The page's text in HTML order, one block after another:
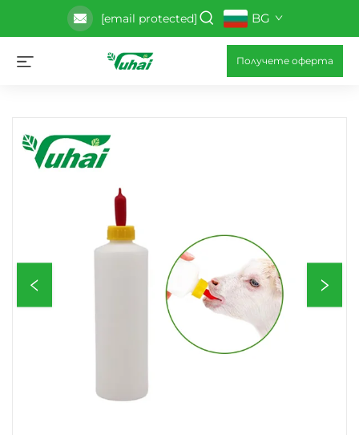
[email protected] BG
Получете оферта